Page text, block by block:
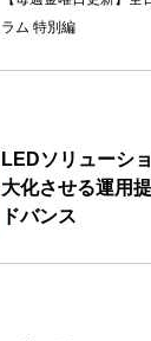
ラム 特別編
LEDソリューシ
大化させる運用
ドバンス